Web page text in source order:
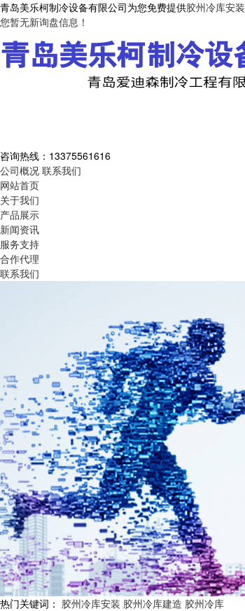
青岛美乐柯制冷设备有限公司为您免费提供胶州冷库安装
您暂无新询盘信息！
咨询热线： 13375561616
公司概况 联系我们
网站首页
关于我们
产品展示
新闻资讯
服务支持
合作代理
联系我们
热门关键词： 胶州冷库安装 胶州冷库建造 胶州冷库